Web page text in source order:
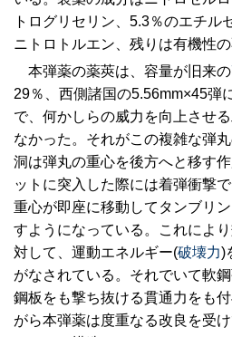
トログリセリン、5.3％のエチル
ニトロトルエン、残りは有機性
本弾薬の薬莢は、容量が旧来の
29％、西側諸国の5.56mm×45弾
で、何かしらの威力を向上させ
なかった。それがこの複雑な弾
洞は弾丸の重心を後方へと移す
ットに突入した際には着弾衝撃
重心が即座に移動してタンブリ
すようになっている。これによ
対して、運動エネルギー(破壊力)
がなされている。それでいて軟
鋼板をも撃ち抜ける貫通力をも
がら本弾薬は度重なる改良を受